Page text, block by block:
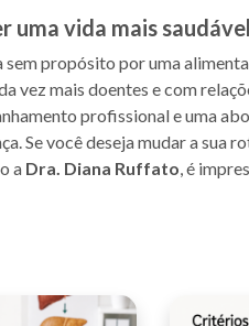
uma vida mais
propósito por uma
vez mais doentes e com
profissional e uma
Se você deseja mudar a sua
a Dra. Diana Ruffato, é